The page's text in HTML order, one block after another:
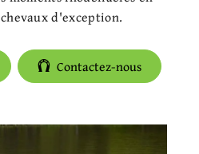
d'exception.
Contactez-nous